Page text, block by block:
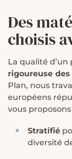
Des
choisis
La qualité d’un
rigoureuse
Plan, nous
européens
vous
Stratifié
diversité